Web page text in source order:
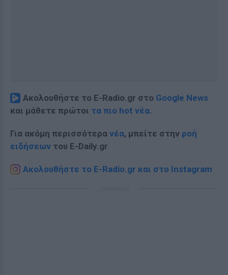
Ακολουθήστε το E-Radio.gr στο Google News
και μάθετε πρώτοι τα πιο hot νέα.
Για ακόμη περισσότερα νέα, μπείτε στην ροή
ειδήσεων του E-Daily.gr
Ακολουθήστε το E-Radio.gr και στο Instagram